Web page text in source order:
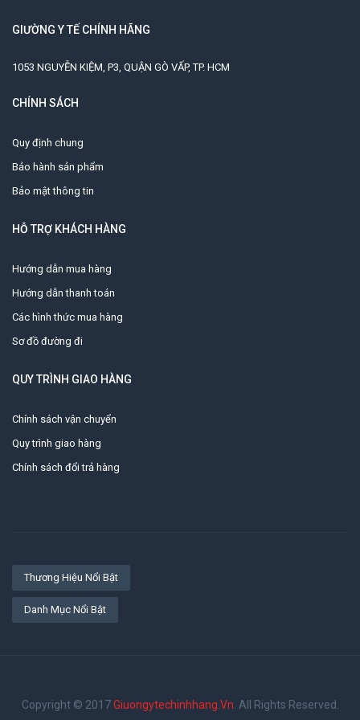
GIƯỜNG Y TẾ CHÍNH HÃNG
1053 NGUYỄN KIỆM, P3, QUẬN GÒ VẤP, TP. HCM
CHÍNH SÁCH
Quy định chung
Bảo hành sản phẩm
Bảo mật thông tin
HỖ TRỢ KHÁCH HÀNG
Hướng dẫn mua hàng
Hướng dẫn thanh toán
Các hình thức mua hàng
Sơ đồ đường đi
QUY TRÌNH GIAO HÀNG
Chính sách vận chuyển
Quy trình giao hàng
Chính sách đổi trả hàng
Thương Hiệu Nổi Bật
Danh Mục Nổi Bật
Copyright © 2017Giuongytechinhhang.vn . All Rights Reserved.